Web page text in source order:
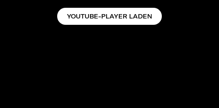
YOUTUBE-PLAYER LADEN